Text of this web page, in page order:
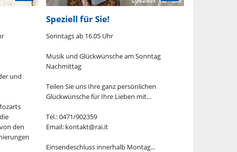
und
den
Speziell für Sie!
Sonntags ab 16.05 Uhr
Musik und Glückwünsche am Sonntag
Nachmittag
Teilen Sie uns Ihre ganz persönlichen
Glückwünsche für Ihre Lieben mit…
Tel.: 0471/902359
Email: kontakt@rai.it
Einsendeschluss innerhalb Montag...